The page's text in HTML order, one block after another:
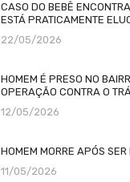
CASO DO BEBÊ
ESTÁ PRATICAMENTE
22/05/2026
HOMEM É PRESO NO
OPERAÇÃO CONTRA O
12/05/2026
HOMEM MORRE APÓS
11/05/2026